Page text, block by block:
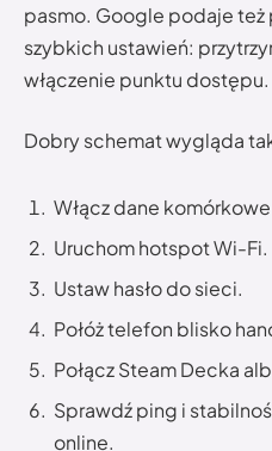
pasmo. Google podaje też
szybkich ustawień:
włączenie punktu dostępu.
Dobry schemat wygląda
Włącz dane
Uruchom hotspot Wi-Fi.
Ustaw hasło do sieci.
Połóż telefon blisko
Połącz Steam Decka
Sprawdź ping i
online.